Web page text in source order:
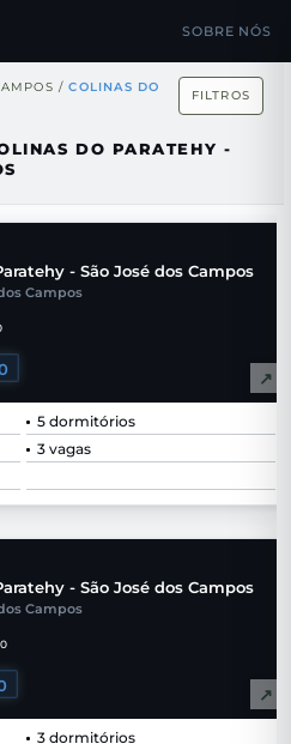
SOBRE NÓS
/ COLINAS DO
FILTROS
DO PARATEHY -
- São José dos Campos
Campos
↗
5 dormitórios
3 vagas
- São José dos Campos
Campos
↗
3 dormitórios